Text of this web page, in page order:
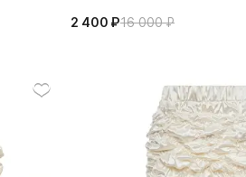
2 400⁠ ⁠₽16 000⁠ ⁠₽